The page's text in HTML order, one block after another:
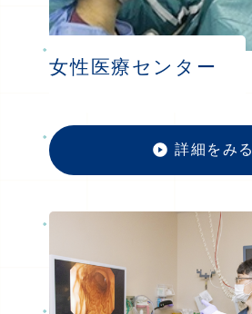
女性医療センター
詳細をみる